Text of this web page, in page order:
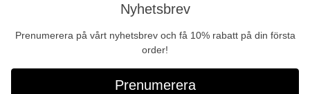
Nyhetsbrev
Prenumerera på vårt nyhetsbrev och få 10% rabatt på din första
order!
Prenumerera